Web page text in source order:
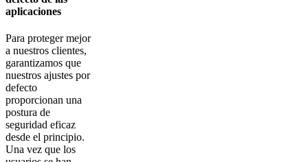
aplicaciones
Para proteger mejor
a nuestros clientes,
garantizamos que
nuestros ajustes por
defecto
proporcionan una
postura de
seguridad eficaz
desde el principio.
Una vez que los